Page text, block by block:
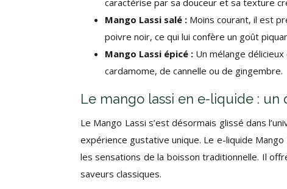
caractérise par sa douceur et sa texture
Mango Lassi salé : Moins courant, il est
poivre noir, ce qui lui confère un goût
Mango Lassi épicé : Un mélange
cardamome, de cannelle ou de gingembre.
Le mango lassi en e-liquide : un
Le Mango Lassi s’est désormais glissé dans
expérience gustative unique. Le e-liquide
les sensations de la boisson traditionnelle. Il
saveurs classiques.